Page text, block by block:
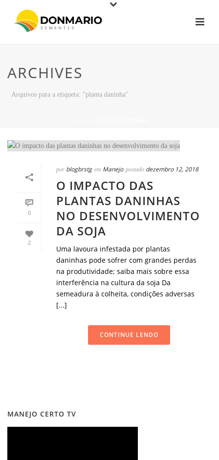
ARCHIVES
Arquivos para a etiqueta: "planta daninha"
0
2
por blogbrstg em Manejo postado dezembro 12, 2018
O IMPACTO DAS
PLANTAS DANINHAS
NO DESENVOLVIMENTO
DA SOJA
Uma lavoura infestada por plantas
daninhas pode sofrer com grandes perdas
na produtividade; saiba mais sobre essa
interferência na cultura da soja Da
semeadura à colheita, condições adversas
[...]
CONTINUE LENDO
MANEJO CERTO TV